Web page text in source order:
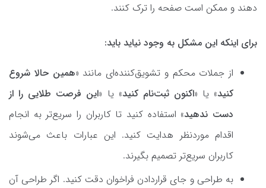
دهند و ممکن است صفحه را ترک کنند.
برای اینکه این مشکل به‌ وجود نیاید باید:
از جملات محکم و تشویق‌کننده‌ای مانند «همین حالا شروع
کنید» یا «اکنون ثبت‌نام کنید» یا «این فرصت طلایی را از
دست ندهید» استفاده کنید تا کاربران را سریع‌تر به انجام
اقدام مورد‌نظر هدایت کنید. این عبارات باعث می‌شوند
کاربران سریع‌تر تصمیم بگیرند.
به طراحی و جای قراردادن فراخوان دقت کنید. اگر طراحی آن